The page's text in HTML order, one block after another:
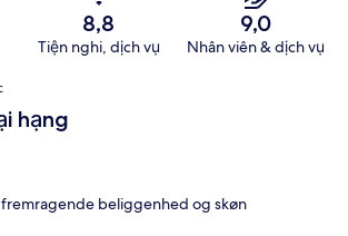
8,8
Tiện nghi, dịch vụ
9,0
Nhân viên & dịch vụ
hạng
beliggenhed og skøn